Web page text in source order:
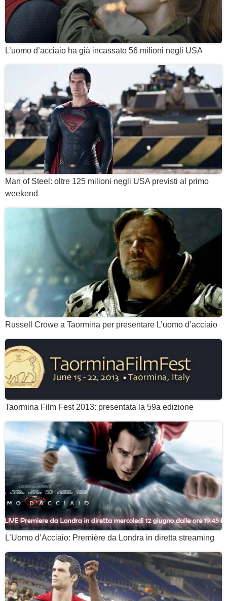
L’uomo d’acciaio ha già incassato 56 milioni negli USA
Man of Steel: oltre 125 milioni negli USA previsti al primo
weekend
Russell Crowe a Taormina per presentare L’uomo d’acciaio
Taormina Film Fest 2013: presentata la 59a edizione
L’Uomo d’Acciaio: Première da Londra in diretta streaming